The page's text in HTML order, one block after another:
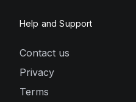
Help and Support
Contact us
Privacy
Terms